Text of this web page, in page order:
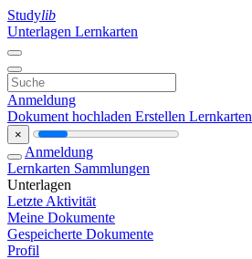
Studylib
Unterlagen Lernkarten
Anmeldung
Dokument hochladen Erstellen Lernkarten
×
Anmeldung
Lernkarten Sammlungen
Unterlagen
Letzte Aktivität
Meine Dokumente
Gespeicherte Dokumente
Profil